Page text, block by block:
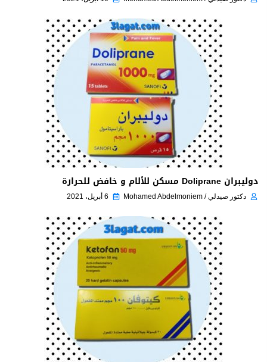
دوليبران Doliprane مسكن للألام و خافض للحرارة
دكتور صيدلي / Mohamed Abdelmoniem 6 أبريل، 2021